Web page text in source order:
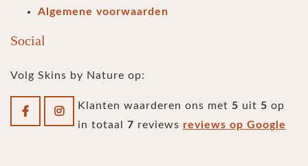
Algemene voorwaarden
Social
Volg Skins by Nature op:
Klanten waarderen ons met 5 uit 5 op
in totaal 7 reviews reviews op Google